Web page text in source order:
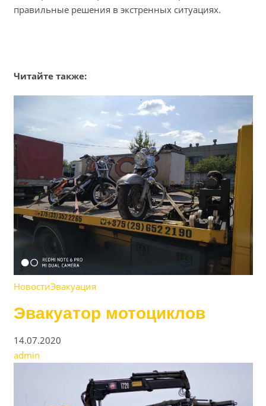
правильные решения в экстренных ситуациях.
Читайте также:
НовостиЭвакуация
Эвакуатор мотоциклов
14.07.2020
admin